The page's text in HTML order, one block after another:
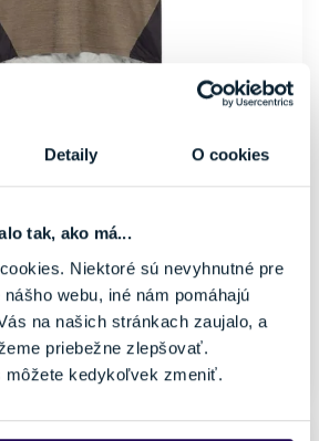
Detaily O cookies
tak, ako má...
Niektoré sú nevyhnutné pre
webu, iné nám pomáhajú
na našich stránkach zaujalo, a
priebežne zlepšovať.
môžete kedykoľvek zmeniť.
Off Grid SS Tech Tee Army Green
Značka
L
k odberu